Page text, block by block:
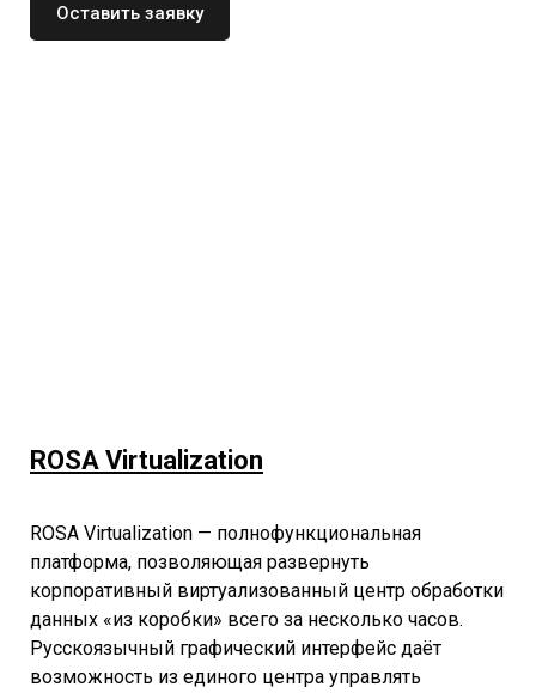
Оставить заявку
ROSA Virtualization
ROSA Virtualization — полнофункциональная
платформа, позволяющая развернуть
корпоративный виртуализованный центр обработки
данных «из коробки» всего за несколько часов.
Русскоязычный графический интерфейс даёт
возможность из единого центра управлять